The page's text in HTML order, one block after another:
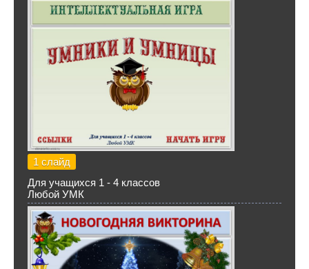
1 слайд
Для учащихся 1 - 4 классов
Любой УМК